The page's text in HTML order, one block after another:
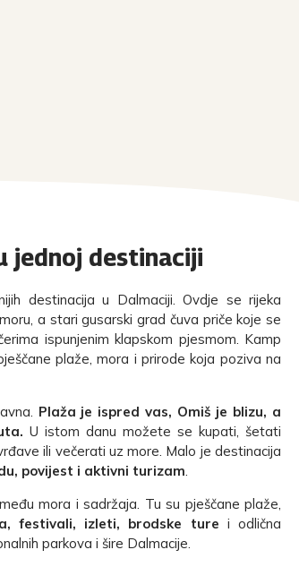
jednoj destinaciji
destinacija u Dalmaciji. Ovdje se rijeka
a stari gusarski grad čuva priče koje se
ispunjenim klapskom pjesmom. Kamp
plaže, mora i prirode koja poziva na
Plaža je ispred vas, Omiš je blizu, a
U istom danu možete se kupati, šetati
ili večerati uz more. Malo je destinacija
povijest i aktivni turizam.
mora i sadržaja. Tu su pješčane plaže,
festivali, izleti, brodske ture i odlična
parkova i šire Dalmacije.